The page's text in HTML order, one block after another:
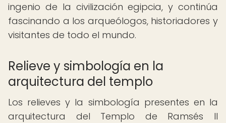
ingenio de la civilización egipcia, y continúa
fascinando a los arqueólogos, historiadores y
visitantes de todo el mundo.
Relieve y simbología en la
arquitectura del templo
Los relieves y la simbología presentes en la
arquitectura del Templo de Ramsés II